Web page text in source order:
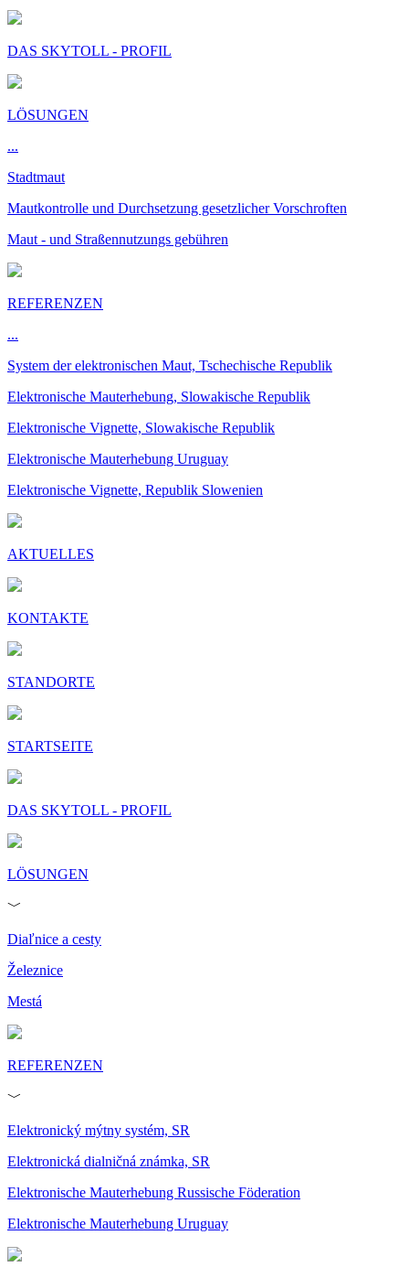
DAS SKYTOLL - PROFIL
LÖSUNGEN
...
Stadtmaut
Mautkontrolle und Durchsetzung gesetzlicher Vorschroften
Maut - und Straßennutzungs gebühren
REFERENZEN
...
System der elektronischen Maut, Tschechische Republik
Elektronische Mauterhebung, Slowakische Republik
Elektronische Vignette, Slowakische Republik
Elektronische Mauterhebung Uruguay
Elektronische Vignette, Republik Slowenien
AKTUELLES
KONTAKTE
STANDORTE
STARTSEITE
DAS SKYTOLL - PROFIL
LÖSUNGEN
﹀
Diaľnice a cesty
Železnice
Mestá
REFERENZEN
﹀
Elektronický mýtny systém, SR
Elektronická dialničná známka, SR
Elektronische Mauterhebung Russische Föderation
Elektronische Mauterhebung Uruguay